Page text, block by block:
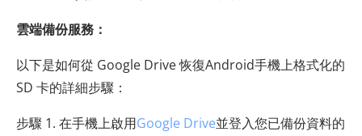
雲端備份服務：
以下是如何從 Google Drive 恢復Android手機上格式化的
SD 卡的詳細步驟：
步驟 1. 在手機上啟用Google Drive並登入您已備份資料的